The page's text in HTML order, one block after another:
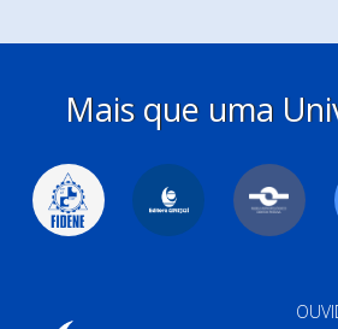
Mais que uma